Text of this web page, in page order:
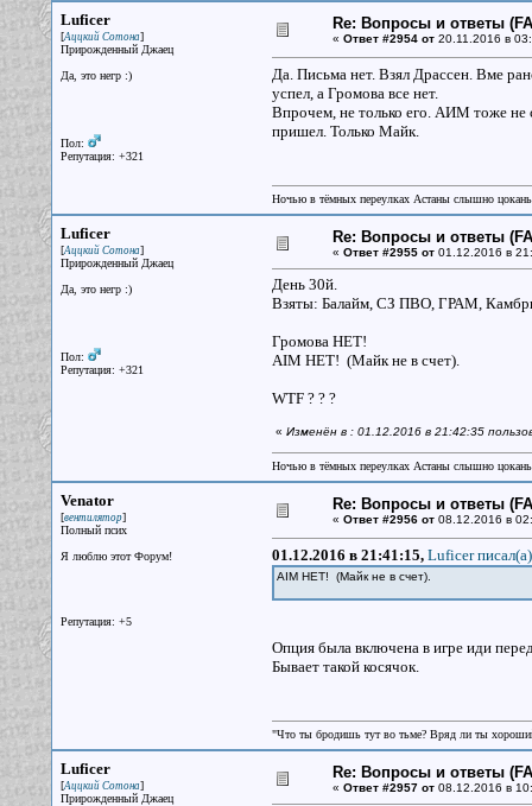
Luficer
[Аццкий Сотона]
Прирожденный Джаец
Да, это негр :)
Пол:
Репутация: +321
Re: Вопросы и ответы
« Ответ #2954 от20.11.2016 в
Да. Письма нет. Взял Драссен. Вме
успел, а Громова все нет.
Впрочем, не только его. АИМ тоже не
пришел. Только Майк.
Ночью в тёмных переулках Астаны слышно
Luficer
[Аццкий Сотона]
Прирожденный Джаец
Да, это негр :)
Пол:
Репутация: +321
Re: Вопросы и ответы
« Ответ #2955 от01.12.2016 в
День 30й.
Взяты: Балайм, СЗ ПВО, ГРАМ,
Громова НЕТ!
AIM НЕТ! (Майк не в счет).
WTF ? ? ?
« Изменён в : 01.12.2016 в 21:42:35
Ночью в тёмных переулках Астаны слышно
Venator
[вентилятор]
Полный псих
Я люблю этот Форум!
Репутация: +5
Re: Вопросы и ответы
« Ответ #2956 от08.12.2016 в
01.12.2016 в 21:41:15, Luficer писал(a)
AIM НЕТ! (Майк не в счет).
Опция была включена в игре иди
Бывает такой косячок.
"Что ты бродишь тут во тьме? Вряд ли ты
Luficer
[Аццкий Сотона]
Прирожденный Джаец
Re: Вопросы и ответы
« Ответ #2957 от08.12.2016 в